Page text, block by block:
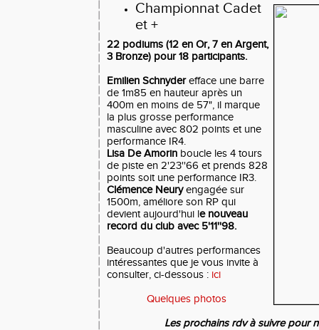
Championnat Cadet
et +
22 podiums (12 en Or, 7 en Argent,
3 Bronze) pour 18 participants.
Emilien Schnyderefface une barre
de 1m85 en hauteur après un
400m en moins de 57", il marque
la plus grosse performance
masculine avec 802 points et une
performance IR4.
Lisa De Amorin boucle les 4 tours
de piste en 2'23''66 et prends 828
points soit une performance IR3.
Clémence Neuryengagée sur
1500m, améliore son RP qui
devient aujourd'hui le nouveau
record du club avec 5'11''98.
Beaucoup d'autres performances
intéressantes que je vous invite à
consulter, ci-dessous : ici
Quelques photos
Les prochains rdv à suivre pour